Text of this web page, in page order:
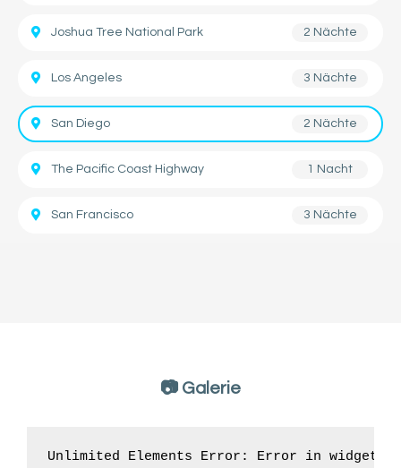
Joshua Tree National Park 2 Nächte
Los Angeles 3 Nächte
San Diego 2 Nächte
The Pacific Coast Highway 1 Nacht
San Francisco 3 Nächte
📷 Galerie
Unlimited Elements Error: Error in widget